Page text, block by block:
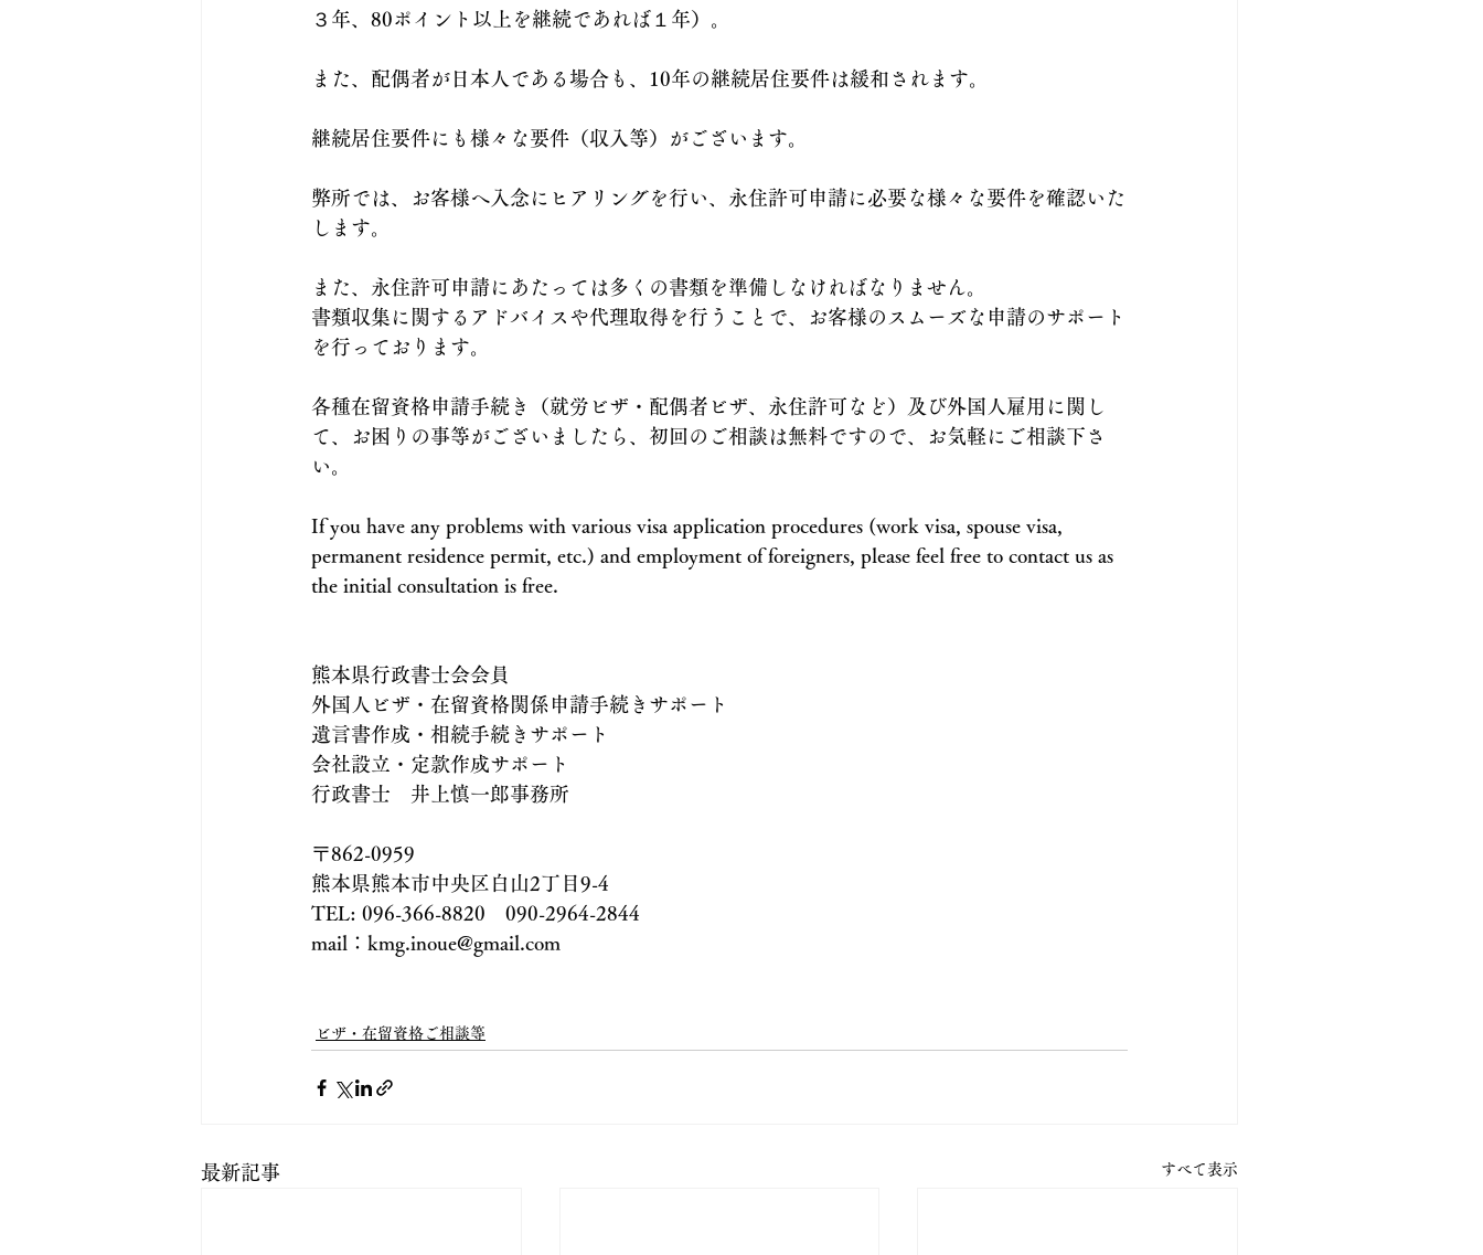
３年、80ポイント以上を継続であれば１年）。
また、配偶者が日本人である場合も、10年の継続居住要件は緩和されます。
継続居住要件にも様々な要件（収入等）がございます。
弊所では、お客様へ入念にヒアリングを行い、永住許可申請に必要な様々な要件を確認いた
します。
また、永住許可申請にあたっては多くの書類を準備しなければなりません。
書類収集に関するアドバイスや代理取得を行うことで、お客様のスムーズな申請のサポート
を行っております。
各種在留資格申請手続き（就労ビザ・配偶者ビザ、永住許可など）及び外国人雇用に関し
て、お困りの事等がございましたら、初回のご相談は無料ですので、お気軽にご相談下さ
い。
If you have any problems with various visa application procedures (work visa, spouse visa,
permanent residence permit, etc.) and employment of foreigners, please feel free to contact us as
the initial consultation is free.
熊本県行政書士会会員
外国人ビザ・在留資格関係申請手続きサポート
遺言書作成・相続手続きサポート
会社設立・定款作成サポート
行政書士　井上慎一郎事務所
〒862-0959
熊本県熊本市中央区白山2丁目9-4
TEL: 096-366-8820　090-2964-2844
mail：kmg.inoue@gmail.com
ビザ・在留資格ご相談等
最新記事 すべて表示